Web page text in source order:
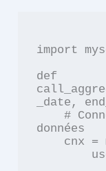
import
def
_date,
    # Connexion à la base de
données